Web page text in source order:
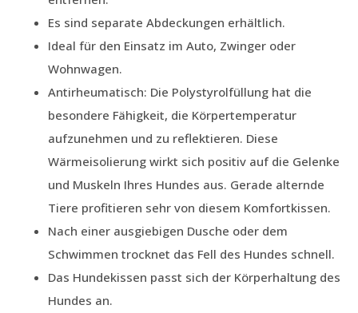
Es sind separate Abdeckungen erhältlich.
Ideal für den Einsatz im Auto, Zwinger oder
Wohnwagen.
Antirheumatisch: Die Polystyrolfüllung hat die
besondere Fähigkeit, die Körpertemperatur
aufzunehmen und zu reflektieren. Diese
Wärmeisolierung wirkt sich positiv auf die Gelenke
und Muskeln Ihres Hundes aus. Gerade alternde
Tiere profitieren sehr von diesem Komfortkissen.
Nach einer ausgiebigen Dusche oder dem
Schwimmen trocknet das Fell des Hundes schnell.
Das Hundekissen passt sich der Körperhaltung des
Hundes an.